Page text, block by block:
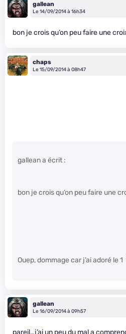
gallean
Le 14/09/2014 à 16h34
bon je crois qu’on peu faire une
chaps
Le 15/09/2014 à 08h47
gallean a écrit :
bon je crois qu’on peu faire une
Ouep, dommage car j’ai adoré le 1
gallean
Le 16/09/2014 à 09h57
pareil…j’ai un peu du mal a